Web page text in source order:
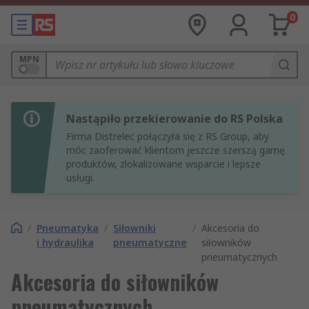
0
MPN
Nastąpiło przekierowanie do RS Polska
Firma Distrelec połączyła się z RS Group, aby
móc zaoferować klientom jeszcze szerszą gamę
produktów, zlokalizowane wsparcie i lepsze
usługi.
/ Pneumatyka
i hydraulika
/ Siłowniki
pneumatyczne
/ Akcesoria do
siłowników
pneumatycznych
Akcesoria do siłowników